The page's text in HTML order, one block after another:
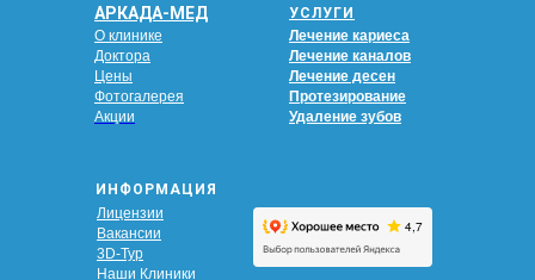
О клинике
Доктора
Цены
Фотогалерея
Акции
УСЛУГИ
Лечение кариеса
Лечение каналов
Лечение десен
Протезирование
Удаление зубов
ИНФОРМАЦИЯ
Лицензии
Вакансии
3D-Тур
Наши Клиники
АРКАДА-МЕД